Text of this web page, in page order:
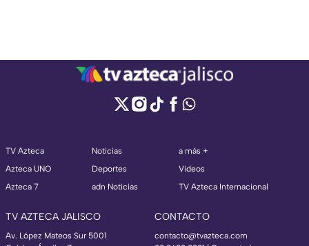
TV Azteca
Azteca UNO
Azteca 7
Noticias
Deportes
adn Noticias
a más +
Videos
TV Azteca Internacional
TV AZTECA JALISCO
Av. López Mateos Sur 5001
CONTACTO
contacto@tvazteca.com